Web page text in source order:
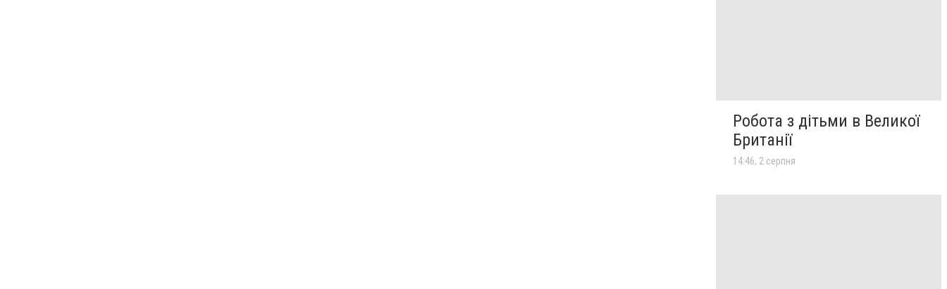
Робота з дітьми в Великої
Британії
14:46, 2 серпня